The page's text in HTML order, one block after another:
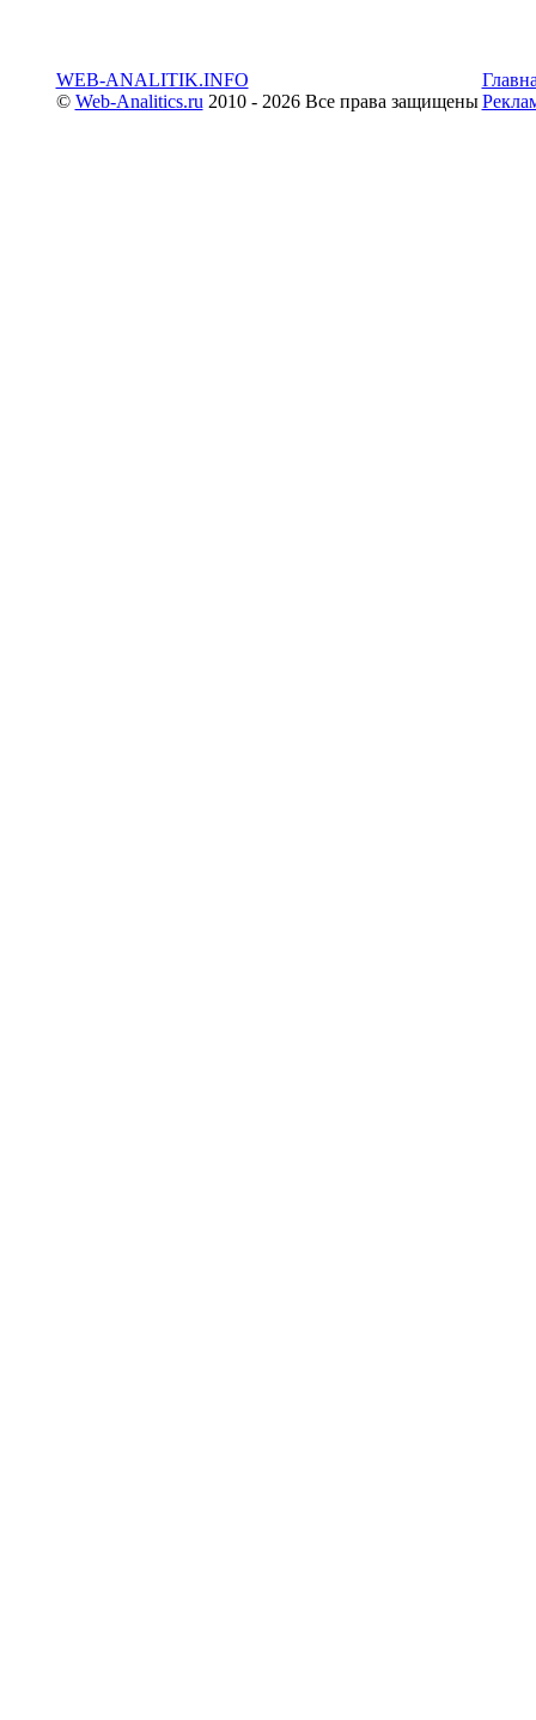
WEB-ANALITIK.INFO
© Web-Analitics.ru 2010 - 2026 Все права защищены